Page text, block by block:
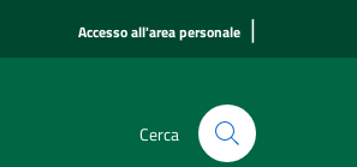
Accesso all'area personale |
Cerca